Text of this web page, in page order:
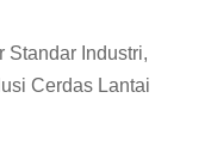
Standar Industri,
Cerdas Lantai